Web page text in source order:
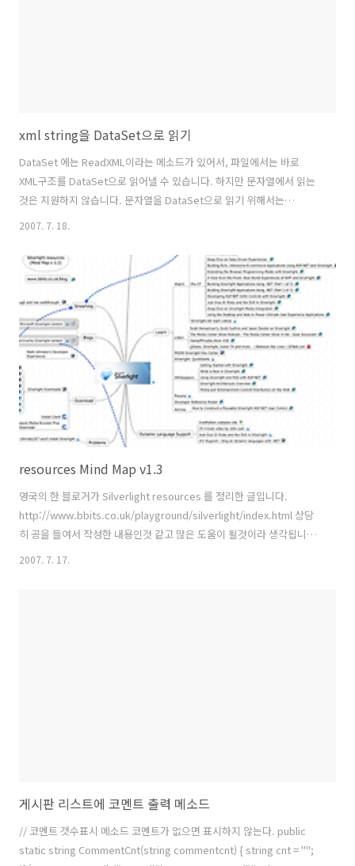
xml string을 DataSet으로 읽기
DataSet 에는 ReadXML이라는 메소드가 있어서, 파일에서는 바로
XML구조를 DataSet으로 읽어낼 수 있습니다. 하지만 문자열에서 읽는
것은 지원하지 않습니다. 문자열을 DataSet으로 읽기 위해서는
MemoryStream 객체를 사용해서 읽은 후에 가능합니다. //데이터셋 선
자열 string strXML = "ACCOUNT;^~!ENTITY;^~!APP0;^~!;^~!"; //문
자열을 MemoryStream객체를 사용해서 읽기
System.IO.MemoryStream streamXML = new
System.IO.MemoryStream(System.Text.Encoding.Default.Ge..
2007. 7. 18.
resources Mind Map v1.3
영국의 한 블로거가 Silverlight resources 를 정리한 글입니다.
http://www.bbits.co.uk/playground/silverlight/index.html 상당
히 공을 들여서 작성한 내용인것 같고 많은 도움이 될것이라 생각됩니
다....
2007. 7. 17.
게시판 리스트에 코멘트 출력 메소드
// 코멘트 갯수표시 메소드 코멘트가 없으면 표시하지 않는다. public
static string CommentCnt(string commentcnt) { string cnt = "";